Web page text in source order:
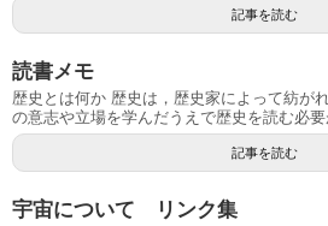
記事を読む
読書メモ
歴史とは何か 歴史は，歴史家によって紡が
の意志や立場を学んだうえで歴史を読む必
記事を読む
宇宙について リンク集